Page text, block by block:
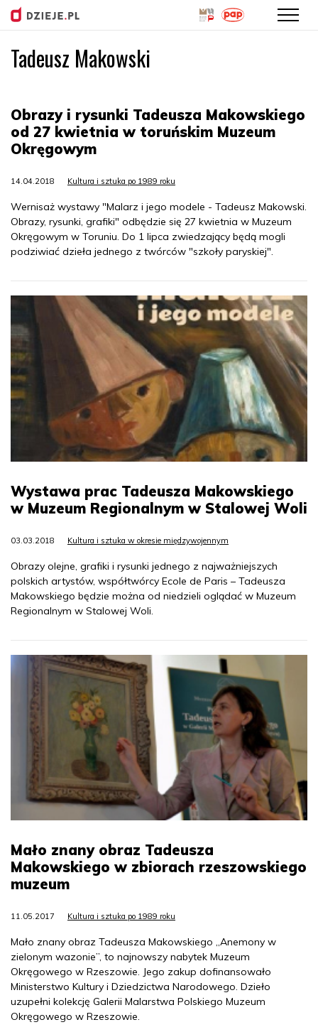
Tadeusz Makowski
Obrazy i rysunki Tadeusza Makowskiego
od 27 kwietnia w toruńskim Muzeum
Okręgowym
14.04.2018 Kultura i sztuka po 1989 roku
Wernisaż wystawy "Malarz i jego modele - Tadeusz Makowski.
Obrazy, rysunki, grafiki" odbędzie się 27 kwietnia w Muzeum
Okręgowym w Toruniu. Do 1 lipca zwiedzający będą mogli
podziwiać dzieła jednego z twórców "szkoły paryskiej".
Wystawa prac Tadeusza Makowskiego
w Muzeum Regionalnym w Stalowej Woli
03.03.2018 Kultura i sztuka w okresie międzywojennym
Obrazy olejne, grafiki i rysunki jednego z najważniejszych
polskich artystów, współtwórcy Ecole de Paris – Tadeusza
Makowskiego będzie można od niedzieli oglądać w Muzeum
Regionalnym w Stalowej Woli.
Mało znany obraz Tadeusza
Makowskiego w zbiorach rzeszowskiego
muzeum
11.05.2017 Kultura i sztuka po 1989 roku
Mało znany obraz Tadeusza Makowskiego „Anemony w
zielonym wazonie”, to najnowszy nabytek Muzeum
Okręgowego w Rzeszowie. Jego zakup dofinansowało
Ministerstwo Kultury i Dziedzictwa Narodowego. Dzieło
uzupełni kolekcję Galerii Malarstwa Polskiego Muzeum
Okręgowego w Rzeszowie.